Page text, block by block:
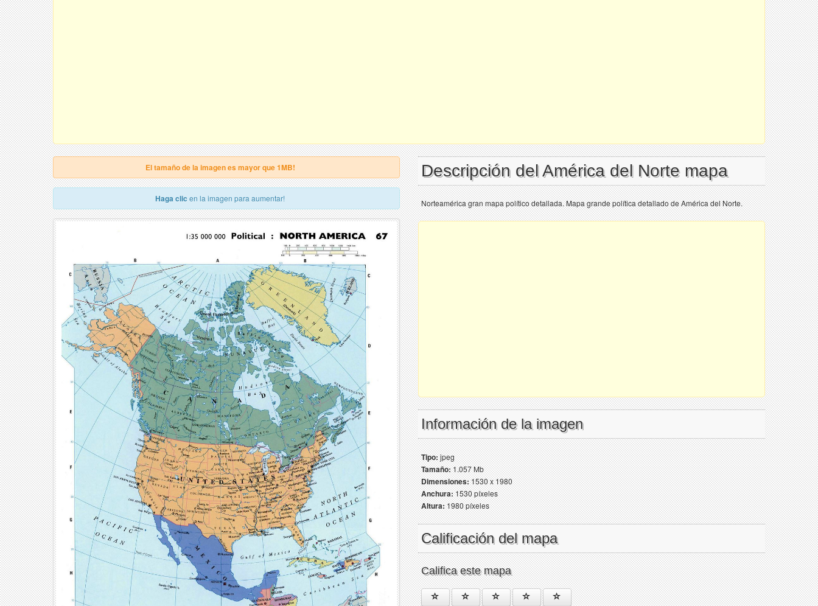
El tamaño de la imagen es mayor que 1MB!
Haga clic en la imagen para aumentar!
Descripción del América del Norte mapa
Norteamérica gran mapa político detallada. Mapa grande política detallado de América del Norte.
Información de la imagen
Tipo:jpeg
Tamaño:1.057 Mb
Dimensiones:1530 x 1980
Anchura:1530 píxeles
Altura:1980 píxeles
Calificación del mapa
Califica este mapa